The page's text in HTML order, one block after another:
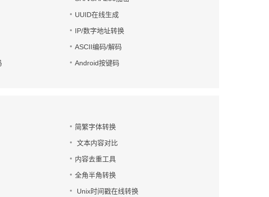
UUID在线生成
IP/数字地址转换
ASCII编码/解码
Android按键码
简繁字体转换
文本内容对比
内容去重工具
全角半角转换
Unix时间戳在线转换